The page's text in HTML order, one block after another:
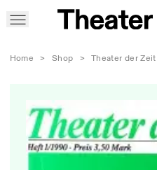
Home > Shop > Theater der Zeit